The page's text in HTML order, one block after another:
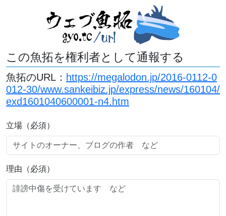
この魚拓を権利者として通報する
魚拓のURL： https://megalodon.jp/2016-0112-0
012-30/www.sankeibiz.jp/express/news/160104/
exd1601040600001-n4.htm
立場（必須）
理由（必須）